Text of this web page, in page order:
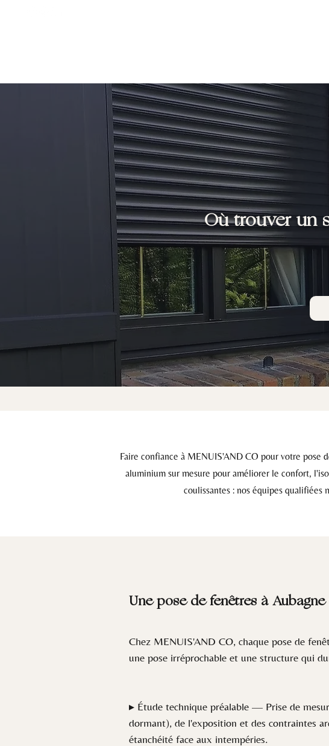
Où trouver un
Faire confiance à MENUIS'AND CO pour votre pose
aluminium sur mesure pour améliorer le confort,
coulissantes : nos équipes qualifiées
Une pose de fenêtres à
Chez MENUIS'AND CO, chaque pose de
une pose irréprochable et une structure qui
▸ Étude technique préalable — Prise de
dormant), de l'exposition et des contraintes
étanchéité face aux intempéries.